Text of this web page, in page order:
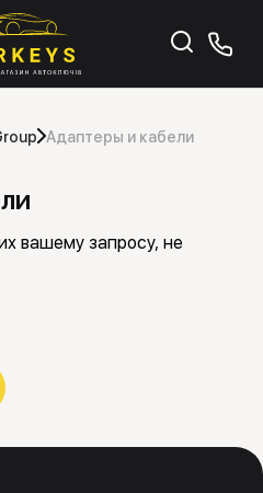
Адаптеры и кабели
вашему запросу, не